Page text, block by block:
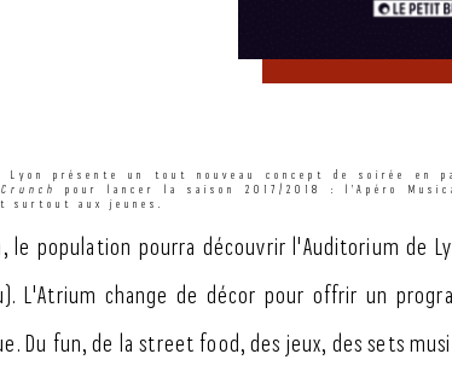
Lyon présente un tout nouveau concept de soirée en
pour lancer la saison 2017/2018 : l’Apéro
aux jeunes.
le population pourra découvrir l'Auditorium de
L'Atrium change de décor pour offrir un
Du fun, de la street food, des jeux, des sets